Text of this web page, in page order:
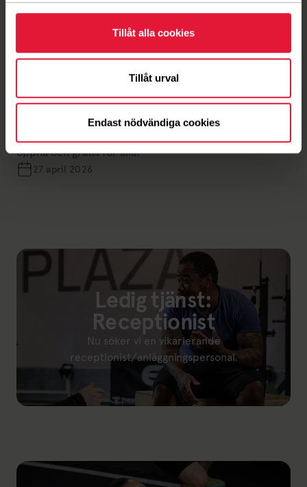
Tillåt alla cookies
Tillåt urval
Endast nödvändiga cookies
Häng med ut i löparspåret
Springa, rusha, jogga, kuta. Utmana med intervaller
öppna och gratis för alla!
27 april 2026
Ledig tjänst:
Receptionist
Nu söker vi en vikarierande
receptionist/anläggningspersonal.